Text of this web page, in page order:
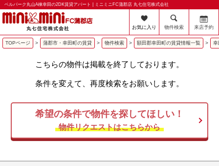
ベルパーク丸山A棟幸田の2DK賃貸アパート | ミニミニFC蒲郡店 丸七住宅株式会社
お気に入り 物件検索 来店予約
TOPページ > 蒲郡市・幸田町の賃貸 > 物件検索 > 額田郡幸田町の賃貸情報一覧 > 幸
こちらの物件は掲載を終了しております。
条件を変えて、再度検索をお願いします。
希望の条件で物件を探してほしい！
物件リクエストはこちらから